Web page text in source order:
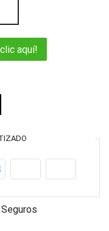
aquí!